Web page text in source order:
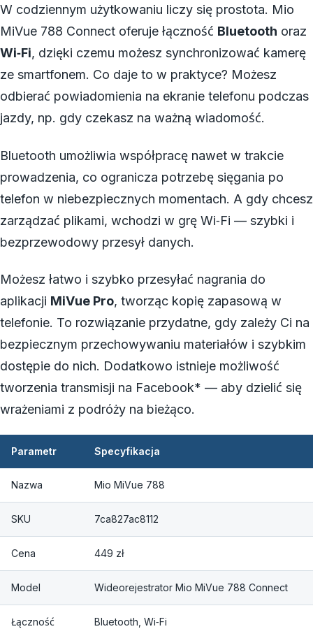
W codziennym użytkowaniu liczy się prostota. Mio
MiVue 788 Connect oferuje łączność Bluetooth oraz
Wi‑Fi, dzięki czemu możesz synchronizować kamerę
ze smartfonem. Co daje to w praktyce? Możesz
odbierać powiadomienia na ekranie telefonu podczas
jazdy, np. gdy czekasz na ważną wiadomość.
Bluetooth umożliwia współpracę nawet w trakcie
prowadzenia, co ogranicza potrzebę sięgania po
telefon w niebezpiecznych momentach. A gdy chcesz
zarządzać plikami, wchodzi w grę Wi‑Fi — szybki i
bezprzewodowy przesył danych.
Możesz łatwo i szybko przesyłać nagrania do
aplikacji MiVue Pro, tworząc kopię zapasową w
telefonie. To rozwiązanie przydatne, gdy zależy Ci na
bezpiecznym przechowywaniu materiałów i szybkim
dostępie do nich. Dodatkowo istnieje możliwość
tworzenia transmisji na Facebook* — aby dzielić się
wrażeniami z podróży na bieżąco.
Parametr Specyfikacja
Nazwa Mio MiVue 788
SKU 7ca827ac8112
Cena 449 zł
Model Wideorejestrator Mio MiVue 788 Connect
Łączność Bluetooth, Wi‑Fi